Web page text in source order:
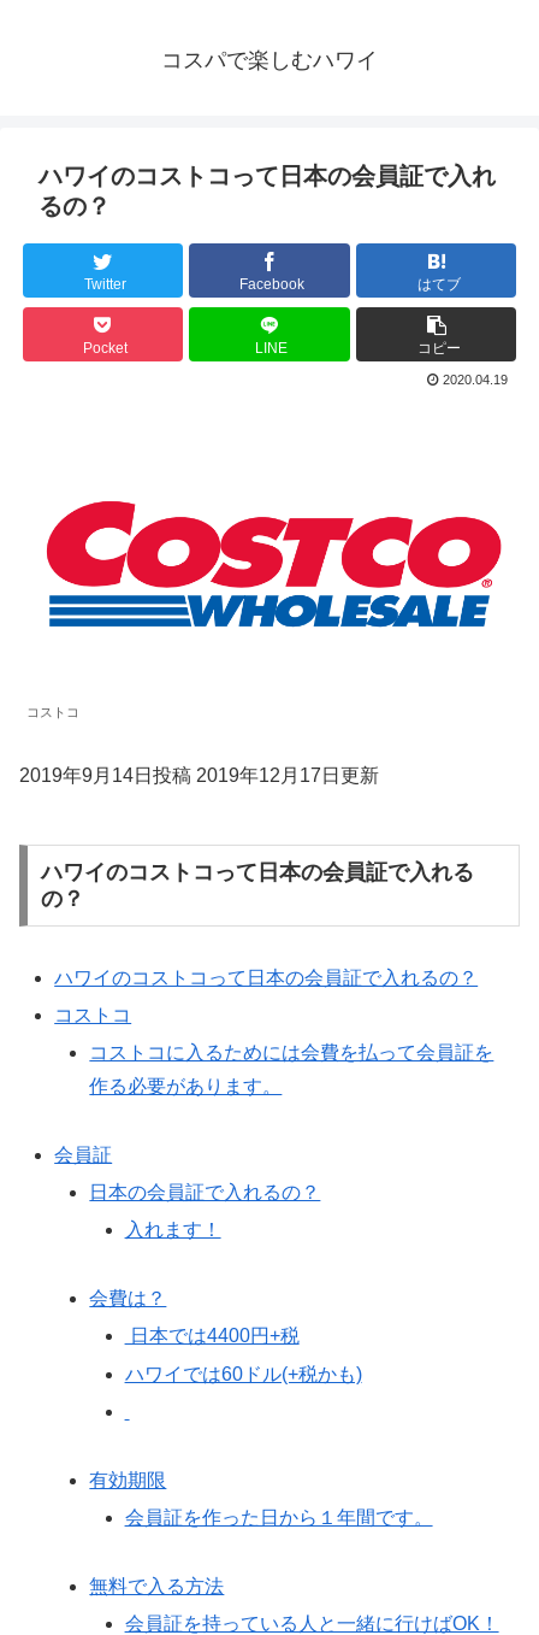
コスパで楽しむハワイ
ハワイのコストコって日本の会員証で入れ
るの？
Twitter Facebook はてブ
Pocket LINE コピー
2020.04.19
コストコ
2019年9月14日投稿 2019年12月17日更新
ハワイのコストコって日本の会員証で入れる
の？
ハワイのコストコって日本の会員証で入れるの？
コストコ
コストコに入るためには会費を払って会員証を
作る必要があります。
会員証
日本の会員証で入れるの？
入れます！
会費は？
日本では4400円+税
ハワイでは60ドル(+税かも)
有効期限
会員証を作った日から１年間です。
無料で入る方法
会員証を持っている人と一緒に行けばOK！